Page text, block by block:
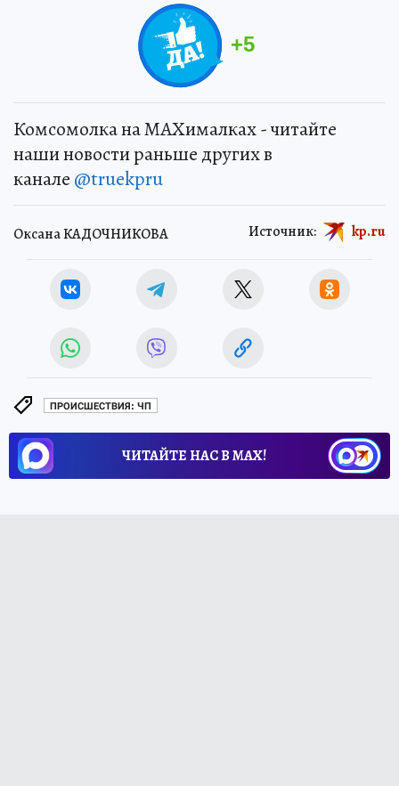
+5
Комсомолка на MAXималках - читайте
наши новости раньше других в
канале @truekpru
Оксана КАДОЧНИКОВА Источник: kp.ru
ПРОИСШЕСТВИЯ: ЧП
ЧИТАЙТЕ НАС В МАХ!